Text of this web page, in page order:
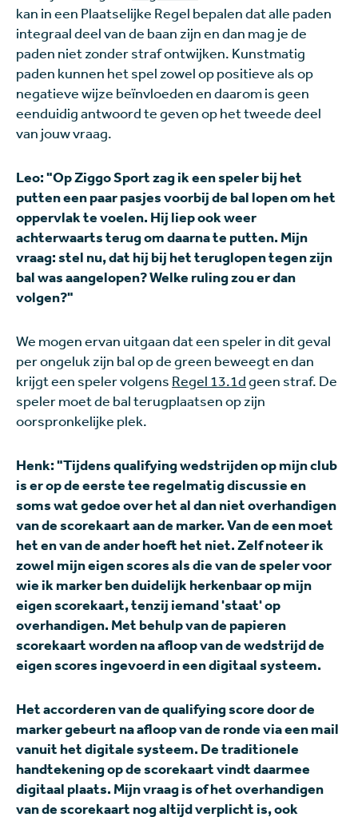
kan in een Plaatselijke Regel bepalen dat alle paden
integraal deel van de baan zijn en dan mag je de
paden niet zonder straf ontwijken. Kunstmatig
paden kunnen het spel zowel op positieve als op
negatieve wijze beïnvloeden en daarom is geen
eenduidig antwoord te geven op het tweede deel
van jouw vraag.
Leo: "Op Ziggo Sport zag ik een speler bij het
putten een paar pasjes voorbij de bal lopen om het
oppervlak te voelen. Hij liep ook weer
achterwaarts terug om daarna te putten. Mijn
vraag: stel nu, dat hij bij het teruglopen tegen zijn
bal was aangelopen? Welke ruling zou er dan
volgen?"
We mogen ervan uitgaan dat een speler in dit geval
per ongeluk zijn bal op de green beweegt en dan
krijgt een speler volgens Regel 13.1dgeen straf. De
speler moet de bal terugplaatsen op zijn
oorspronkelijke plek.
Henk: "Tijdens qualifying wedstrijden op mijn club
is er op de eerste tee regelmatig discussie en
soms wat gedoe over het al dan niet overhandigen
van de scorekaart aan de marker. Van de een moet
het en van de ander hoeft het niet. Zelf noteer ik
zowel mijn eigen scores als die van de speler voor
wie ik marker ben duidelijk herkenbaar op mijn
eigen scorekaart, tenzij iemand 'staat' op
overhandigen. Met behulp van de papieren
scorekaart worden na afloop van de wedstrijd de
eigen scores ingevoerd in een digitaal systeem.
Het accorderen van de qualifying score door de
marker gebeurt na afloop van de ronde via een mail
vanuit het digitale systeem. De traditionele
handtekening op de scorekaart vindt daarmee
digitaal plaats. Mijn vraag is of het overhandigen
van de scorekaart nog altijd verplicht is, ook